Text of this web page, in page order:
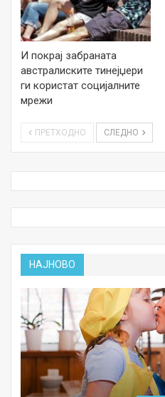
И покрај забраната
австралиските тинејџери
ги користат социјалните
мрежи
ПРЕТХОДНО СЛЕДНО
НАЈНОВО